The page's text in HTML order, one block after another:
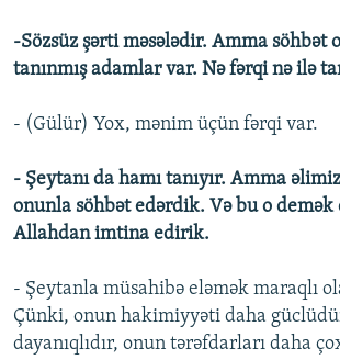
-Sözsüz şərti məsələdir. Amma söhbət
tanınmış adamlar var. Nə fərqi nə ilə
- (Gülür) Yox, mənim üçün fərqi var.
- Şeytanı da hamı tanıyır. Amma
onunla söhbət edərdik. Və bu o
Allahdan imtina edirik.
- Şeytanla müsahibə eləmək maraqlı
Çünki, onun hakimiyyəti daha
dayanıqlıdır, onun tərəfdarları daha